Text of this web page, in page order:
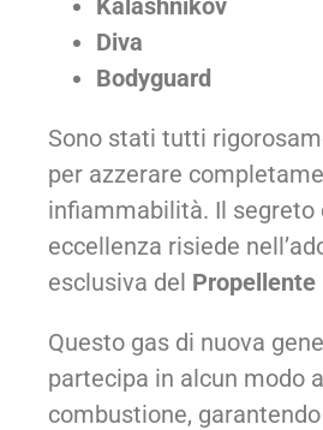
Diva
Bodyguard
Sono stati tutti
per azzerare
infiammabilità. Il segreto
eccellenza risiede
esclusiva del Propellente
Questo gas di nuova
partecipa in alcun modo
combustione,